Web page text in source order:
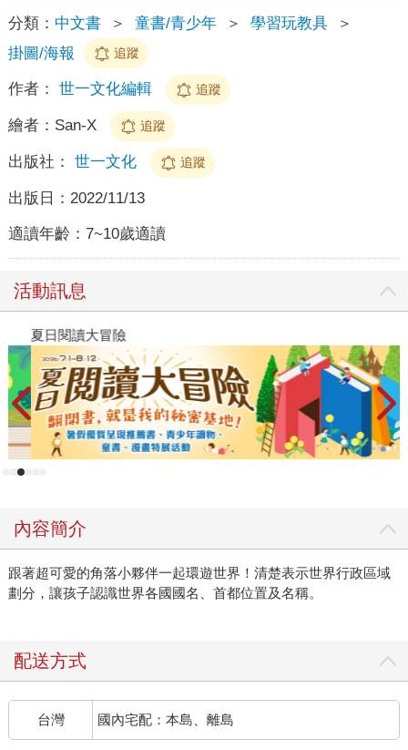
分類： 中文書 ＞ 童書/青少年 ＞ 學習玩教具
＞
掛圖/海報
追蹤
作者： 世一文化編輯 追蹤
繪者： San-X 追蹤
出版社： 世一文化 追蹤
出版日： 2022/11/13
適讀年齡： 7~10歲適讀
活動訊息
夏日閱讀大冒險
內容簡介
跟著超可愛的角落小夥伴一起環遊世界！清楚表示世界行政區域
劃分，讓孩子認識世界各國國名、首都位置及名稱。
配送方式
台灣 國內宅配：本島、離島